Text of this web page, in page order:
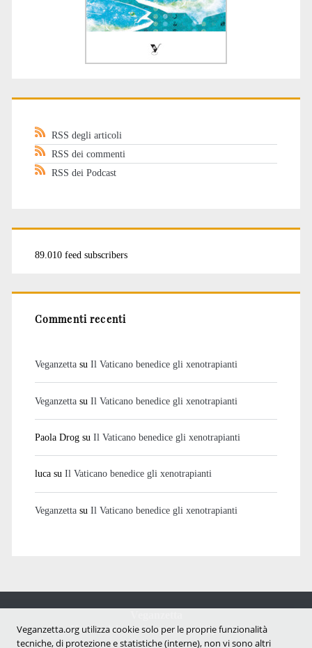
RSS degli articoli
RSS dei commenti
RSS dei Podcast
89.010 feed subscribers
Commenti recenti
Veganzettasu Il Vaticano benedice gli xenotrapianti
Veganzettasu Il Vaticano benedice gli xenotrapianti
Paola Drogsu Il Vaticano benedice gli xenotrapianti
lucasu Il Vaticano benedice gli xenotrapianti
Veganzettasu Il Vaticano benedice gli xenotrapianti
Notizie dal mondo vegan e antispecista
Veganzetta.org utilizza cookie solo per le proprie funzionalità
tecniche, di protezione e statistiche (interne), non vi sono altri